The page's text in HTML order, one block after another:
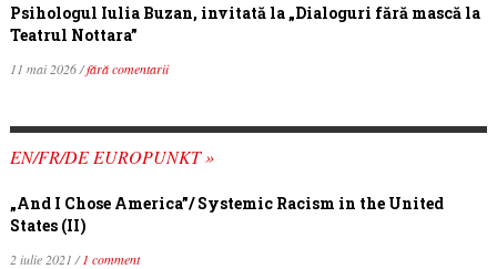
Psihologul Iulia Buzan, invitată la „Dialoguri fără mască la
Teatrul Nottara”
11 mai 2026 /fără comentarii
EN/FR/DE EUROPUNKT »
„And I Chose America”/ Systemic Racism in the United
States (II)
2 iulie 2021 /1 comment